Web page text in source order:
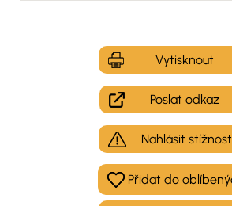
Vytisknout
Poslat odkaz
Nahlásit stížnost